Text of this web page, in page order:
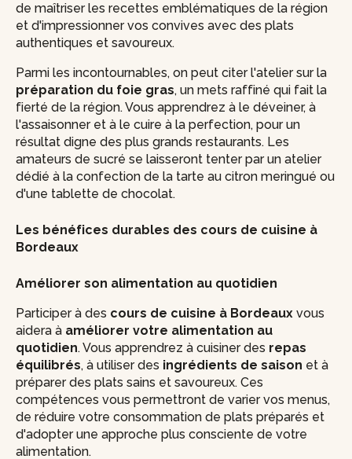
de maîtriser les recettes emblématiques de la région
et d'impressionner vos convives avec des plats
authentiques et savoureux.
Parmi les incontournables, on peut citer l'atelier sur la
préparation du foie gras, un mets raffiné qui fait la
fierté de la région. Vous apprendrez à le déveiner, à
l'assaisonner et à le cuire à la perfection, pour un
résultat digne des plus grands restaurants. Les
amateurs de sucré se laisseront tenter par un atelier
dédié à la confection de la tarte au citron meringué ou
d'une tablette de chocolat.
Les bénéfices durables des cours de cuisine à
Bordeaux
Améliorer son alimentation au quotidien
Participer à des cours de cuisine à Bordeaux vous
aidera à améliorer votre alimentation au
quotidien. Vous apprendrez à cuisiner des repas
équilibrés, à utiliser des ingrédients de saison et à
préparer des plats sains et savoureux. Ces
compétences vous permettront de varier vos menus,
de réduire votre consommation de plats préparés et
d'adopter une approche plus consciente de votre
alimentation.